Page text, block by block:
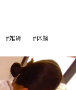
#雑貨 #体験